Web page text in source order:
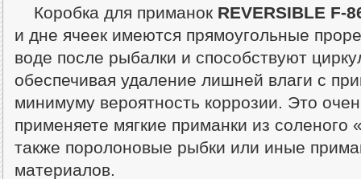
Коробка для приманок REVERSIBLE F-
и дне ячеек имеются прямоугольные
воде после рыбалки и способствуют
обеспечивая удаление лишней влаги с
минимуму вероятность коррозии. Это
применяете мягкие приманки из соленого
также поролоновые рыбки или иные
материалов.